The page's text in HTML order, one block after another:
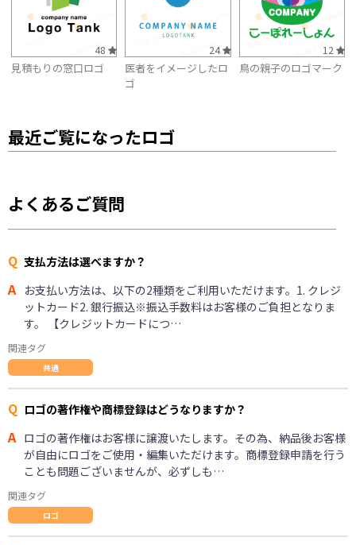
48
見積もりの窓口ロゴ
24
医者をイメージしたロ
ゴ
12
鳥の親子のロゴマーク
最近ご覧になったロゴ
よくあるご質問
Q 支払方法は選べますか？
A お支払い方法は、以下の2種類をご利用いただけます。1. クレジ
ットカード2. 銀行振込※振込手数料はお客様のご負担となりま
す。 【クレジットカードにつ…
関連タグ
共通
Q ロゴの著作権や商標登録はどうなりますか？
A ロゴの著作権はお客様に譲渡いたします。その為、納品後お客様
が自由にロゴをご使用・編集いただけます。商標登録申請を行う
ことも問題ございませんが、必ずしも…
関連タグ
ロゴ